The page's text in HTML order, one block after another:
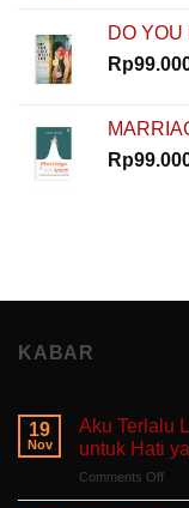
DO
Rp
Rp
KABAR
19
Nov
Aku Terlalu
untuk Hati
Comments Offon